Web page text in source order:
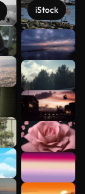
iStock
Scopri di
più